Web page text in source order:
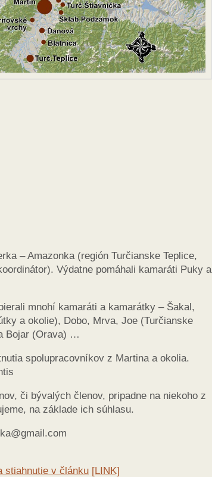
– Amazonka (región Turčianske Teplice,
Výdatne pomáhali kamaráti Puky a
mnohí kamaráti a kamarátky – Šakal,
a okolie), Dobo, Mrva, Joe (Turčianske
Bojar (Orava) …
spolupracovníkov z Martina a okolia.
či bývalých členov, pripadne na niekoho z
na základe ich súhlasu.
stiahnutie v článku [LINK]